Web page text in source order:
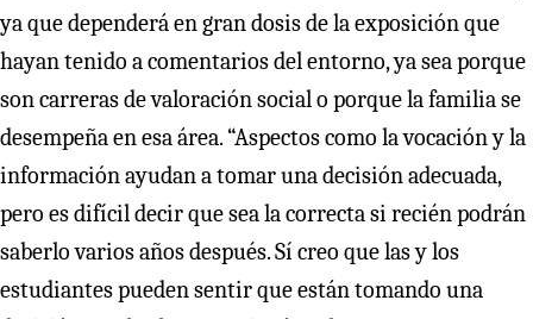
ya que dependerá en gran dosis de la exposición que
hayan tenido a comentarios del entorno, ya sea porque
son carreras de valoración social o porque la familia se
desempeña en esa área. “Aspectos como la vocación y la
información ayudan a tomar una decisión adecuada,
pero es difícil decir que sea la correcta si recién podrán
saberlo varios años después. Sí creo que las y los
estudiantes pueden sentir que están tomando una